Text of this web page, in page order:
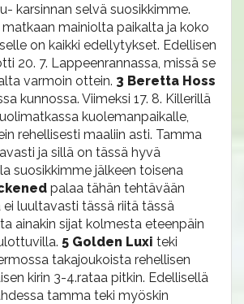
karsinnan selvä suosikkimme.
mainiolta paikalta ja koko
on kaikki edellytykset. Edellisen
20. 7. Lappeenrannassa, missä se
varmoin ottein. 3 Beretta Hoss
kunnossa. Viimeksi 17. 8. Killerillä
kuolemanpaikalle,
rehellisesti maaliin asti. Tamma
ja sillä on tässä hyvä
suosikkimme jälkeen toisena
palaa tähän tehtävään
luultavasti tässä riitä tässä
ainakin sijat kolmesta eteenpäin
5 Golden Luxi teki
takajoukoista rehellisen
kirin 3-4.rataa pitkin. Edellisellä
tamma teki myöskin